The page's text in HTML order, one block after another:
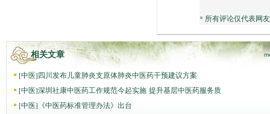
* 所有评论仅代表网
相关文章
[中医]四川发布儿童肺炎支原体肺炎中医药干预建议方案
[中医]深圳社康中医药工作规范今起实施 提升基层中医药服务质
[中医] 《中医药标准管理办法》出台